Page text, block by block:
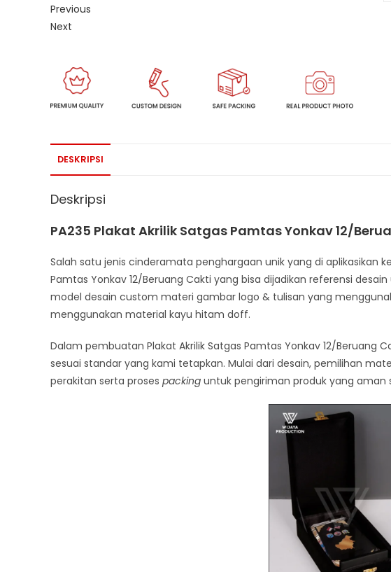
Previous
Next
DESKRIPSI
Deskripsi
PA235 Plakat Akrilik Satgas Pamtas Yonkav 12/
Salah satu jenis cinderamata penghargaan unik yang di aplikasikan
Pamtas Yonkav 12/Beruang Cakti yang bisa dijadikan referensi
model desain custom materi gambar logo & tulisan yang
menggunakan material kayu hitam doff.
Dalam pembuatan Plakat Akrilik Satgas Pamtas Yonkav 12/Beruang
sesuai standar yang kami tetapkan. Mulai dari desain, pemilihan
perakitan serta proses packing untuk pengiriman produk yang aman